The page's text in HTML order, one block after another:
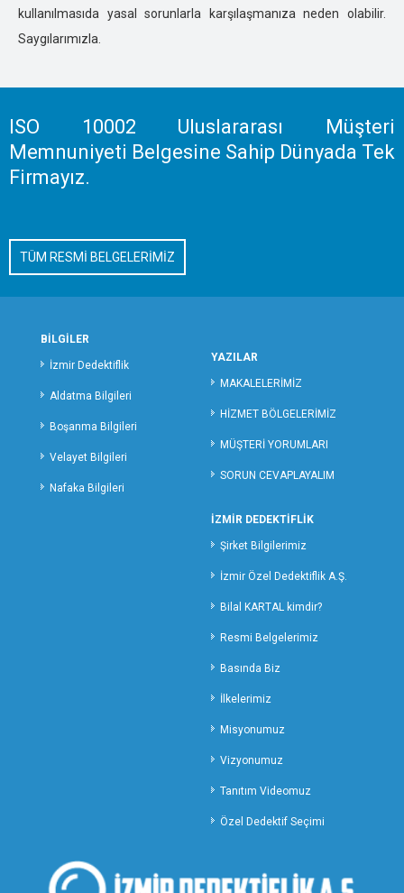
KARABÜK ÖZEL DEDEKTİFLİK
KAHRAMANMARAŞ ÖZEL DEDEKTİFLİK
KIRIKKALE ÖZEL DEDEKTİFLİK
KIRŞEHİR ÖZEL DEDEKTİFLİK
KOCAELİ ÖZEL DEDEKTİFLİK
KİLİS ÖZEL DEDEKTİFLİK
MALATYA ÖZEL DEDEKTİFLİK
MARDİN ÖZEL DEDEKTİFLİK
NEVŞEHİR ÖZEL DEDEKTİFLİK
NİĞDE ÖZEL DEDEKTİFLİK
ORDU ÖZEL DEDEKTİFLİK
YOZGAT ÖZEL DEDEKTİFLİK
kullanılmasıda yasal sorunlarla karşılaşmanıza neden olabilir.
Saygılarımızla.
ISO 10002 Uluslararası Müşteri
Memnuniyeti Belgesine Sahip Dünyada Tek
Firmayız.
TÜM RESMİ BELGELERİMİZ
BİLGİLER
İzmir Dedektiflik
Aldatma Bilgileri
Boşanma Bilgileri
Velayet Bilgileri
Nafaka Bilgileri
YAZILAR
MAKALELERİMİZ
HİZMET BÖLGELERİMİZ
MÜŞTERİ YORUMLARI
SORUN CEVAPLAYALIM
İZMİR DEDEKTİFLİK
Şirket Bilgilerimiz
İzmir Özel Dedektiflik A.Ş.
Bilal KARTAL kimdir?
Resmi Belgelerimiz
Basında Biz
İlkelerimiz
Misyonumuz
Vizyonumuz
Tanıtım Videomuz
Özel Dedektif Seçimi